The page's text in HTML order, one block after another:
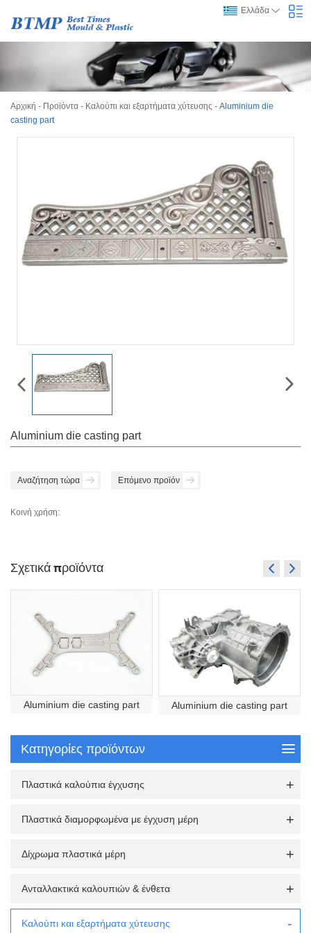
Ελλάδα
Αρχική - Προϊόντα - Καλούπι και εξαρτήματα χύτευσης - Aluminium die
casting part
Aluminium die casting part
Αναζήτηση τώρα Επόμενο προϊόν
Κοινή χρήση:
Σχετικά προϊόντα
Aluminium die casting part Aluminium die casting part
Κατηγορίες προϊόντων
Πλαστικά καλούπια έγχυσης
Πλαστικά διαμορφωμένα με έγχυση μέρη
Δίχρωμα πλαστικά μέρη
Ανταλλακτικά καλουπιών & ένθετα
Καλούπι και εξαρτήματα χύτευσης